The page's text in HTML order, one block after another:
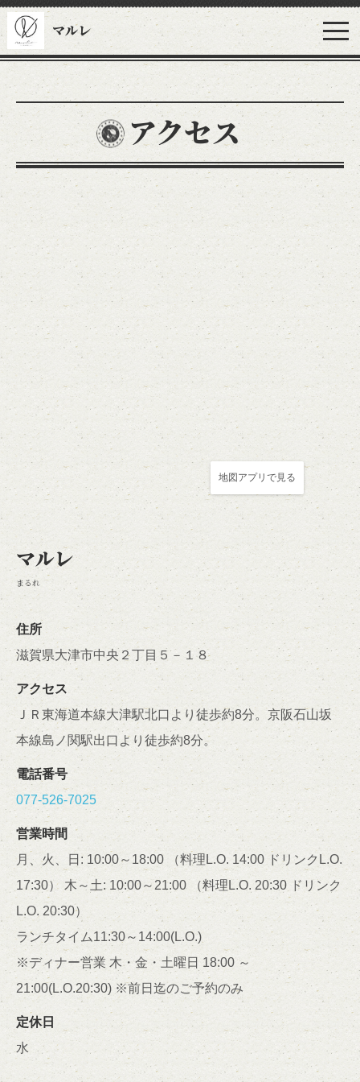
マルレ
アクセス
地図アプリで見る
マルレ
まるれ
住所
滋賀県大津市中央２丁目５－１８
アクセス
ＪＲ東海道本線大津駅北口より徒歩約8分。京阪石山坂
本線島ノ関駅出口より徒歩約8分。
電話番号
077-526-7025
営業時間
月、火、日: 10:00～18:00 （料理L.O. 14:00 ドリンクL.O.
17:30） 木～土: 10:00～21:00 （料理L.O. 20:30 ドリンク
L.O. 20:30）
ランチタイム11:30～14:00(L.O.)
※ディナー営業 木・金・土曜日 18:00 ～
21:00(L.O.20:30) ※前日迄のご予約のみ
定休日
水
この店舗情報をシェアする
アクセス | マルレ
滋賀県大津市中央２丁目５－１８
https://marlet.owst.jp/map
お店情報をコピー
閉じる